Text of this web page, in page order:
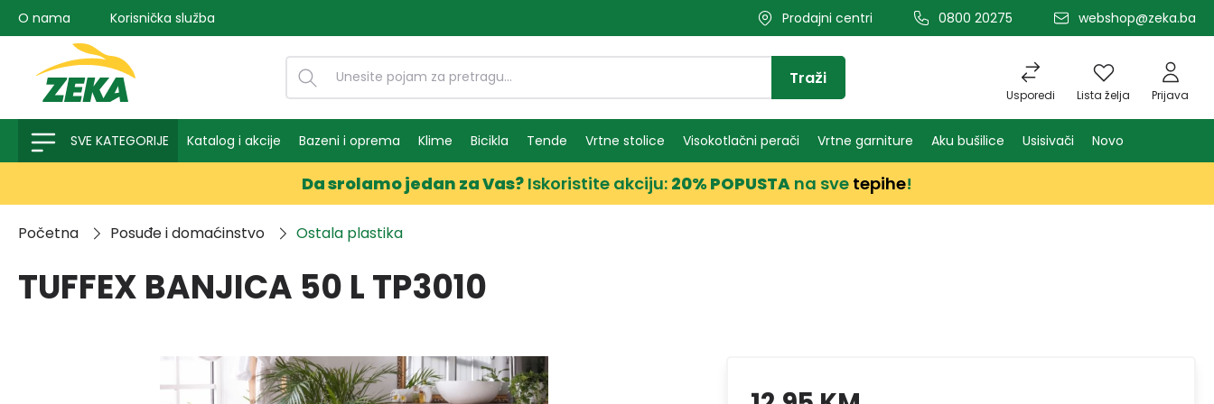
pretragu Preskoči na glavnu navigaciju
O nama Korisnička služba Prodajni centri 0800 20275 webshop@zeka.ba
Usporedi Lista želja Prijava
Traži
SVE KATEGORIJE Katalog i akcije Bazeni i oprema Klime Bicikla Tende Vrtne stolice Visokotlačni perači Vrtne garniture Aku bušilice Usisivači Novo
Da srolamo jedan za Vas? Iskoristite akciju: 20% POPUSTA na sve tepihe!
Početna Posuđe i domaćinstvo Ostala plastika
TUFFEX BANJICA 50 L TP3010